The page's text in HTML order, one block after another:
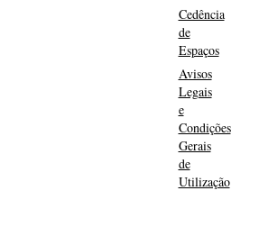
Cedência
de
Espaços
Avisos
Legais
e
Condições
Gerais
de
Utilização